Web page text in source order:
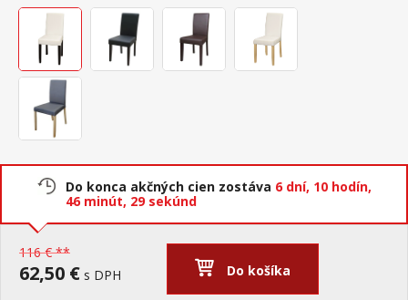
Do konca akčných cien zostáva 6 dní, 10 hodín,
46 minút, 29 sekúnd
116 € **
62,50 € s DPH Do košíka